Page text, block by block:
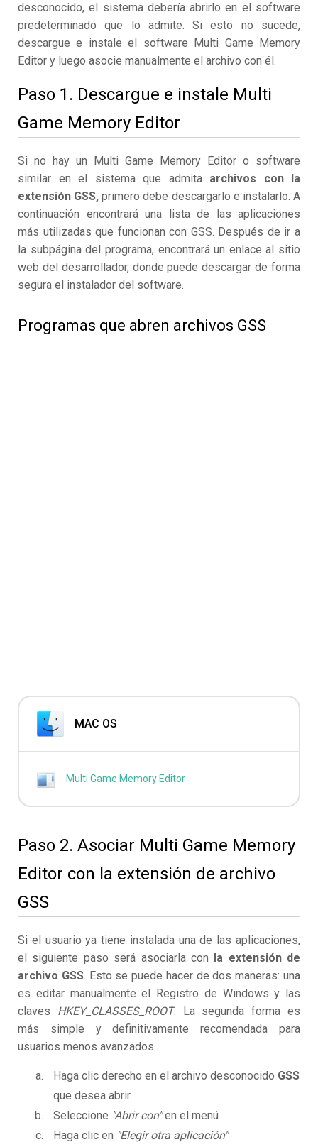
desconocido, el sistema debería abrirlo en el software
predeterminado que lo admite. Si esto no sucede,
descargue e instale el software Multi Game Memory
Editor y luego asocie manualmente el archivo con él.
Paso 1. Descargue e instale Multi
Game Memory Editor
Si no hay un Multi Game Memory Editor o software
similar en el sistema que admita archivos con la
extensión GSS, primero debe descargarlo e instalarlo. A
continuación encontrará una lista de las aplicaciones
más utilizadas que funcionan con GSS. Después de ir a
la subpágina del programa, encontrará un enlace al sitio
web del desarrollador, donde puede descargar de forma
segura el instalador del software.
Programas que abren archivos GSS
MAC OS
Multi Game Memory Editor
Paso 2. Asociar Multi Game Memory
Editor con la extensión de archivo
GSS
Si el usuario ya tiene instalada una de las aplicaciones,
el siguiente paso será asociarla con la extensión de
archivo GSS. Esto se puede hacer de dos maneras: una
es editar manualmente el Registro de Windows y las
claves HKEY_CLASSES_ROOT. La segunda forma es
más simple y definitivamente recomendada para
usuarios menos avanzados.
Haga clic derecho en el archivo desconocido GSS
que desea abrir
Seleccione "Abrir con"en el menú
Haga clic en "Elegir otra aplicación"